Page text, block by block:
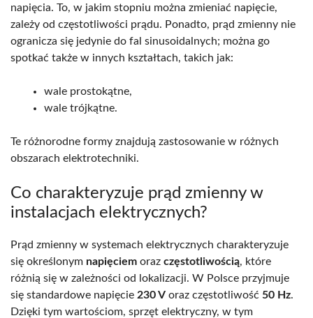
napięcia. To, w jakim stopniu można zmieniać napięcie,
zależy od częstotliwości prądu. Ponadto, prąd zmienny nie
ogranicza się jedynie do fal sinusoidalnych; można go
spotkać także w innych kształtach, takich jak:
wale prostokątne,
wale trójkątne.
Te różnorodne formy znajdują zastosowanie w różnych
obszarach elektrotechniki.
Co charakteryzuje prąd zmienny w
instalacjach elektrycznych?
Prąd zmienny w systemach elektrycznych charakteryzuje
się określonym napięciem oraz częstotliwością, które
różnią się w zależności od lokalizacji. W Polsce przyjmuje
się standardowe napięcie 230 V oraz częstotliwość 50 Hz.
Dzięki tym wartościom, sprzęt elektryczny, w tym